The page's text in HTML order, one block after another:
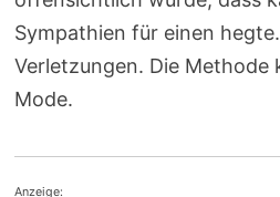
Sympathien für einen
Verletzungen. Die Methode
Mode.
Anzeige: